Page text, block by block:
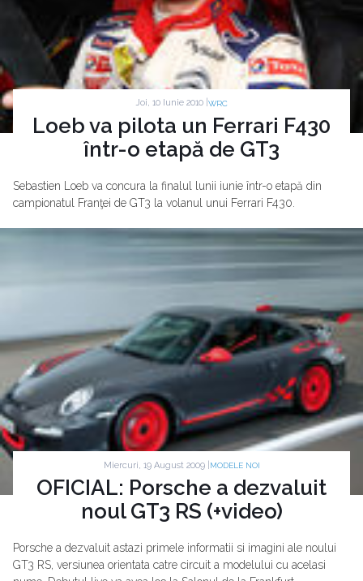
Joi, 10 Iunie 2010 | WRC
Loeb va pilota un Ferrari F430
într-o etapă de GT3
Sebastien Loeb va concura la finalul lunii iunie într-o etapă din
campionatul Franţei de GT3 la volanul unui Ferrari F430.
Miercuri, 19 August 2009 | MODELE NOI
OFICIAL: Porsche a dezvaluit
noul GT3 RS (+video)
Porsche a dezvaluit astazi primele informatii si imagini ale noului
GT3 RS, versiunea orientata catre circuit a modelului cu acelasi